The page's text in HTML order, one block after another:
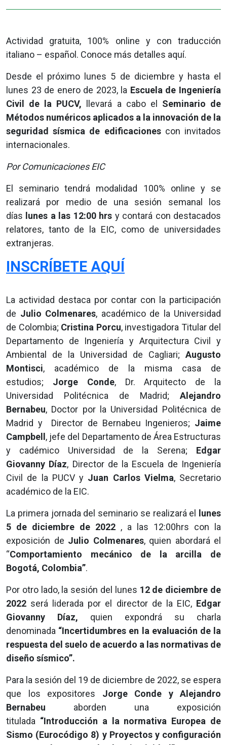
Actividad gratuita, 100% online y con traducción
italiano – español. Conoce más detalles aquí.
Desde el próximo lunes 5 de diciembre y hasta el
lunes 23 de enero de 2023, la Escuela de Ingeniería
Civil de la PUCV, llevará a cabo el Seminario de
Métodos numéricos aplicados a la innovación de la
seguridad sísmica de edificacionescon invitados
internacionales.
Por Comunicaciones EIC
El seminario tendrá modalidad 100% online y se
realizará por medio de una sesión semanal los
días lunes a las 12:00 hrs y contará con destacados
relatores, tanto de la EIC, como de universidades
extranjeras.
INSCRÍBETE AQUÍ
La actividad destaca por contar con la participación
de Julio Colmenares, académico de la Universidad
de Colombia; Cristina Porcu, investigadora Titular del
Departamento de Ingeniería y Arquitectura Civil y
Ambiental de la Universidad de Cagliari; Augusto
Montisci, académico de la misma casa de
estudios; Jorge Conde, Dr. Arquitecto de la
Universidad Politécnica de Madrid; Alejandro
Bernabeu, Doctor por la Universidad Politécnica de
Madrid y Director de Bernabeu Ingenieros; Jaime
Campbell , jefe del Departamento de Área Estructuras
y cadémico Universidad de la Serena; Edgar
Giovanny Díaz, Director de la Escuela de Ingeniería
Civil de la PUCV y Juan Carlos Vielma, Secretario
académico de la EIC.
La primera jornada del seminario se realizará el
lunes
5 de diciembre de 2022 , a las 12:00hrs con la
exposición de Julio Colmenares, quien abordará el
“Comportamiento mecánico de la arcilla de
Bogotá, Colombia”.
Por otro lado, la sesión del lunes 12 de diciembre de
2022 será liderada por el director de la EIC, Edgar
Giovanny Díaz, quien expondrá su charla
denominada “Incertidumbres en la evaluación de la
respuesta del suelo de acuerdo a las normativas de
diseño sísmico”.
Para la sesión del 19 de diciembre de 2022, se espera
que los expositores Jorge Conde y Alejandro
Bernabeu aborden una exposición
titulada “Introducción a la normativa Europea de
Sismo (Eurocódigo 8) y Proyectos y configuración